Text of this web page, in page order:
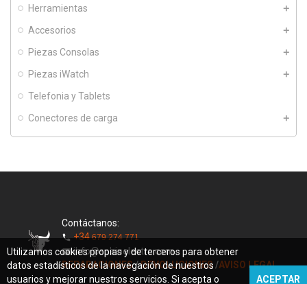
Herramientas
Accesorios
Piezas Consolas
Piezas iWatch
Telefonia y Tablets
Conectores de carga
Contáctanos:
phone +34679 274 771
mail info@spainelectro.com
REPARACIONES/DEVOLUCIONES/AVISO LEGAL
Utilizamos cookies propias y de terceros para obtener
datos estadísticos de la navegación de nuestros
usuarios y mejorar nuestros servicios. Si acepta o
ACEPTAR